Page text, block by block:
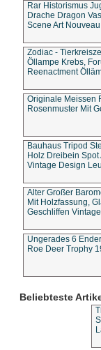
Rar Historismus
Drache Dragon
Scene Art
Zodiac -
Öllampe Krebs,
Reenactment
Originale Meissen
Rosenmuster Mit
Bauhaus Tripod
Holz Dreibein Spot
Vintage Design
Alter Großer
Mit Holzfassung,
Geschliffen
Ungerades 6
Roe Deer Trophy
Beliebteste